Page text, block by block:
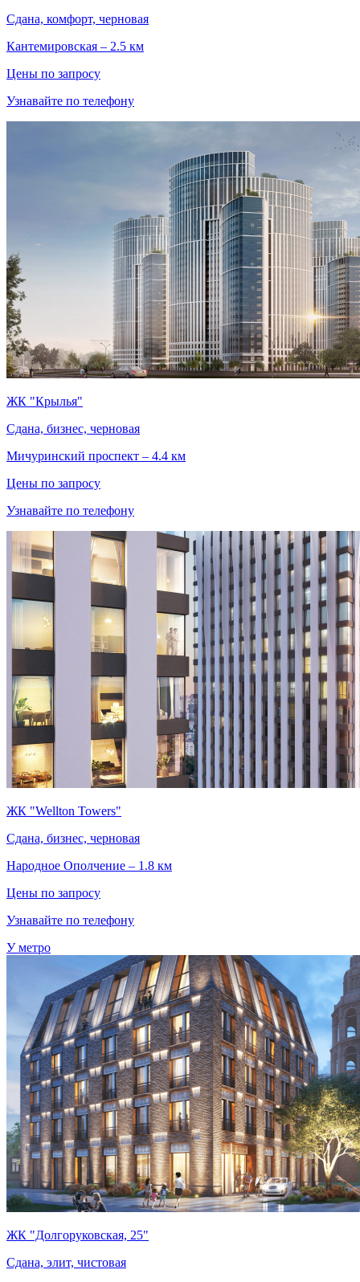
Сдана, комфорт, черновая
Кантемировская – 2.5 км
Цены по запросу
Узнавайте по телефону
ЖК "Крылья"
Сдана, бизнес, черновая
Мичуринский проспект – 4.4 км
Цены по запросу
Узнавайте по телефону
ЖК "Wellton Towers"
Сдана, бизнес, черновая
Народное Ополчение – 1.8 км
Цены по запросу
Узнавайте по телефону
У метро
ЖК "Долгоруковская, 25"
Сдана, элит, чистовая